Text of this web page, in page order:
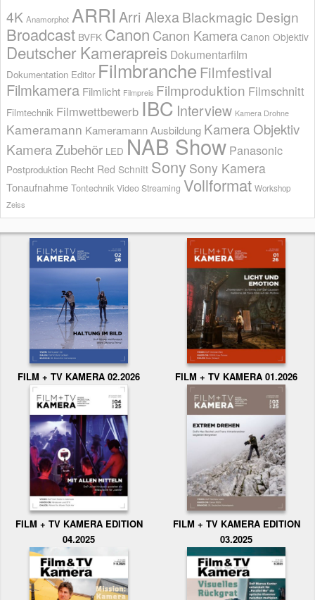
4K Anamorphot ARRI Arri AlexaBlackmagic Design
Broadcast BVFK Canon Canon Kamera Canon Objektiv
Deutscher Kamerapreis Dokumentarfilm
Dokumentation Editor Filmbranche Filmfestival
Filmkamera Filmlicht Filmpreis Filmproduktion Filmschnitt
Filmtechnik Filmwettbewerb IBC Interview Kamera Drohne
Kameramann Kameramann Ausbildung Kamera Objektiv
Kamera Zubehör LED NAB Show Panasonic
Postproduktion Recht Red Schnitt Sony Sony Kamera
Tonaufnahme Tontechnik Video Streaming Vollformat Workshop
Zeiss
FILM + TV KAMERA 02.2026 FILM + TV KAMERA 01.2026
FILM + TV KAMERA EDITION
04.2025
FILM + TV KAMERA EDITION
03.2025